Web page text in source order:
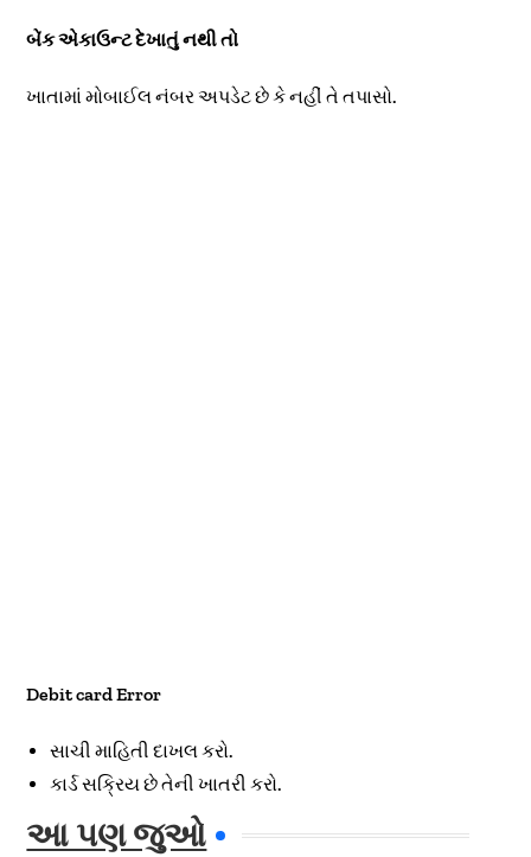
બેંક એકાઉન્ટ દેખાતું નથી તો
ખાતામાં મોબાઈલ નંબર અપડેટ છે કે નહીં તે તપાસો.
Debit card Error
સાચી માહિતી દાખલ કરો.
કાર્ડ સક્રિય છે તેની ખાતરી કરો.
આ પણ જુઓ